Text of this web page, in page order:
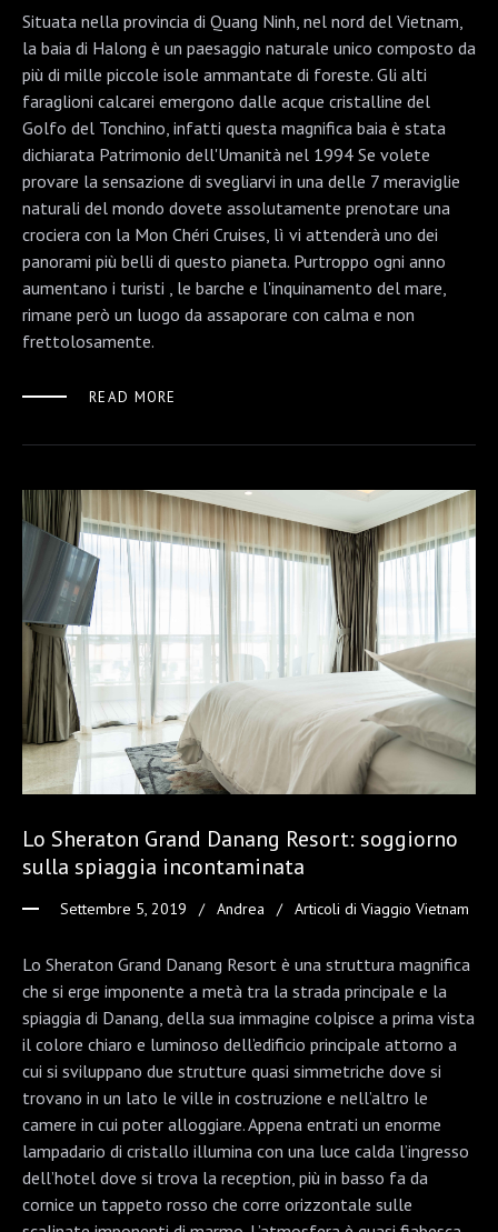
Situata nella provincia di Quang Ninh, nel nord del Vietnam,
la baia di Halong è un paesaggio naturale unico composto da
più di mille piccole isole ammantate di foreste. Gli alti
faraglioni calcarei emergono dalle acque cristalline del
Golfo del Tonchino, infatti questa magnifica baia è stata
dichiarata Patrimonio dell'Umanità nel 1994 Se volete
provare la sensazione di svegliarvi in una delle 7 meraviglie
naturali del mondo dovete assolutamente prenotare una
crociera con la Mon Chéri Cruises, lì vi attenderà uno dei
panorami più belli di questo pianeta. Purtroppo ogni anno
aumentano i turisti , le barche e l'inquinamento del mare,
rimane però un luogo da assaporare con calma e non
frettolosamente.
READ MORE
Lo Sheraton Grand Danang Resort: soggiorno
sulla spiaggia incontaminata
Settembre 5, 2019 Andrea Articoli di Viaggio Vietnam
Lo Sheraton Grand Danang Resort è una struttura magnifica
che si erge imponente a metà tra la strada principale e la
spiaggia di Danang, della sua immagine colpisce a prima vista
il colore chiaro e luminoso dell’edificio principale attorno a
cui si sviluppano due strutture quasi simmetriche dove si
trovano in un lato le ville in costruzione e nell’altro le
camere in cui poter alloggiare. Appena entrati un enorme
lampadario di cristallo illumina con una luce calda l’ingresso
dell’hotel dove si trova la reception, più in basso fa da
cornice un tappeto rosso che corre orizzontale sulle